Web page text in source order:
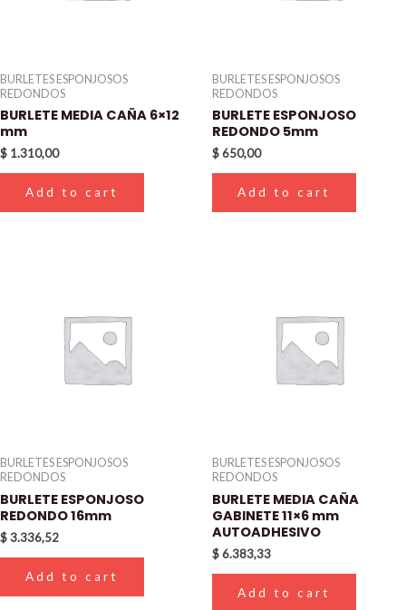
BURLETES ESPONJOSOS
REDONDOS
BURLETE MEDIA CAÑA 6×12
mm
$ 1.310,00
Add to cart
BURLETES ESPONJOSOS
REDONDOS
BURLETE ESPONJOSO
REDONDO 5mm
$650,00
Add to cart
BURLETES ESPONJOSOS
REDONDOS
BURLETE ESPONJOSO
REDONDO 16mm
$3.336,52
Add to cart
BURLETES ESPONJOSOS
REDONDOS
BURLETE MEDIA CAÑA
GABINETE 11×6 mm
AUTOADHESIVO
$6.383,33
Add to cart